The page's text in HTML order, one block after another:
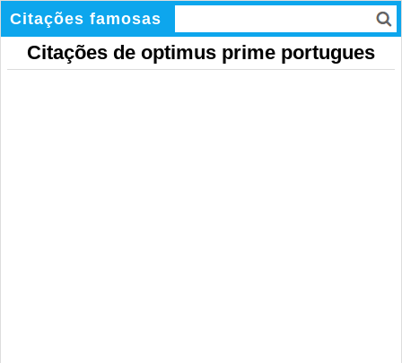
Citações famosas
Citações de optimus prime portugues